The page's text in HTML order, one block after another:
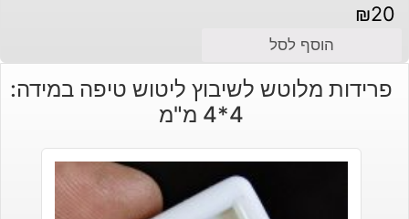
₪20
הוסף לסל
פרידות מלוטש לשיבוץ ליטוש טיפה במידה:
4*4 מ"מ